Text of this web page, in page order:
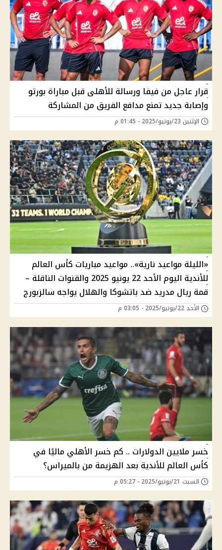
قرار عاجل من فيفا ورسالة للأهلى قبل مباراة بورتو
وإصابة جديد تمنع مدافع الفريق من المشاركة
الإثنين 23/يونيو/2025 - 01:45 م
«الليلة مواعيد نارية».. مواعيد مباريات كأس العالم
للأندية اليوم الأحد 22 يونيو 2025 والقنوات الناقلة –
قمة ريال مدريد ضد باتشوكا والهلال يواجه سالزبورج
الأحد 22/يونيو/2025 - 03:05 م
خسر ملايين الدولارات .. كم خسر الأهلي ماليًا في
كأس العالم للأندية بعد الهزيمة من بالميراس؟
السبت 21/يونيو/2025 - 05:27 م